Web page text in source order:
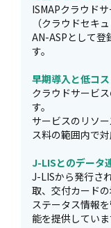
ISMAPクラウド
（クラウドセキ
AN-ASPとして登
す。
早期導入と低コ
クラウドサービ
す。
サービスのリソ
ス料の範囲内で対
J-LISとのデータ
J-LISから発行さ
取、交付カード
ステータス情報
能を提供していま